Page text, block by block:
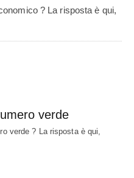
? La risposta è qui,
verde
verde ? La risposta è qui,